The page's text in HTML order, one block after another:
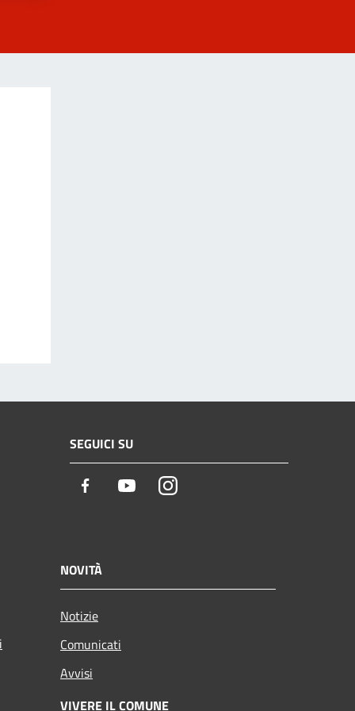
SEGUICI SU
Facebook YoutubeInstagram
NOVITÀ
Notizie
Comunicati
Avvisi
VIVERE IL COMUNE